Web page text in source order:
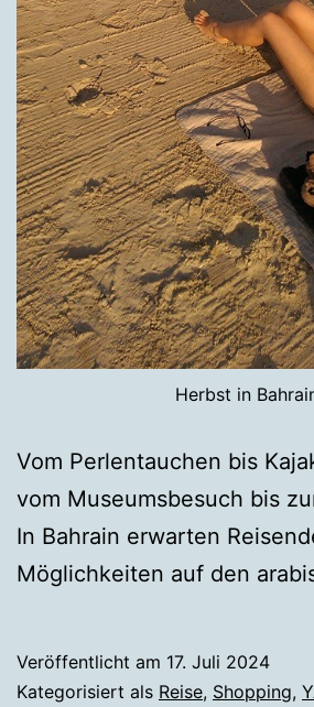
Herbst in
Vom Perlentauchen bis
vom Museumsbesuch bis
In Bahrain erwarten
Möglichkeiten auf den
Veröffentlicht am 17. Juli 2024
Kategorisiert als Reise, Shopping,